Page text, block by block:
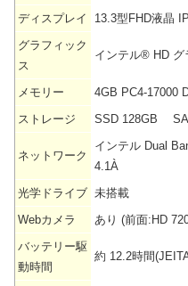
ディスプレイ
13.3型FHD液晶
グラフィック
ス
インテル® HD グ
メモリー
4GB PC4-17000
ストレージ
SSD 128GB
ネットワーク
インテル Dual
4.1À
光学ドライブ 未搭載
Webカメラ
あり (前面:HD
バッテリー駆
動時間
約 12.2時間